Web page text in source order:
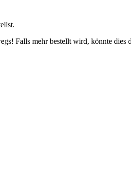
Falls mehr bestellt wird, könnte dies